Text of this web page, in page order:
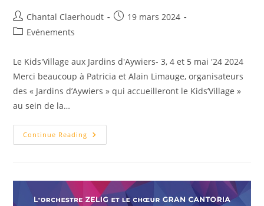
Chantal Claerhoudt
19 mars 2024
Evénements
Le Kids'Village aux Jardins d'Aywiers- 3, 4 et 5 mai '24 2024
Merci beaucoup à Patricia et Alain Limauge, organisateurs
des « Jardins d’Aywiers » qui accueilleront le Kids’Village »
au sein de la…
Continue Reading